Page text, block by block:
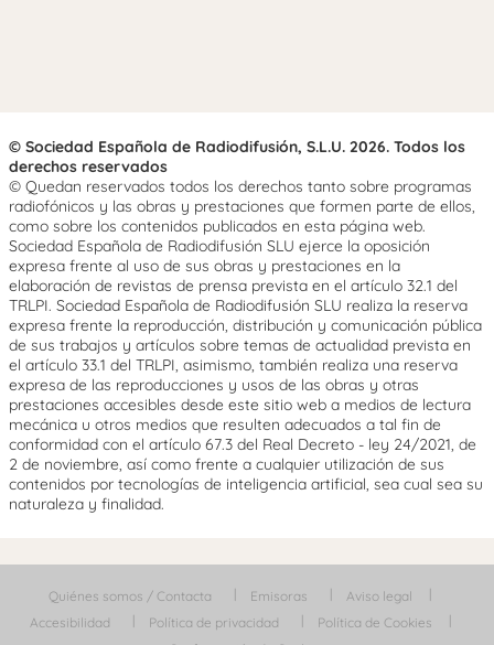
© Sociedad Española de Radiodifusión, S.L.U. 2026. Todos los
derechos reservados
© Quedan reservados todos los derechos tanto sobre programas
radiofónicos y las obras y prestaciones que formen parte de ellos,
como sobre los contenidos publicados en esta página web.
Sociedad Española de Radiodifusión SLU ejerce la oposición
expresa frente al uso de sus obras y prestaciones en la
elaboración de revistas de prensa prevista en el artículo 32.1 del
TRLPI. Sociedad Española de Radiodifusión SLU realiza la reserva
expresa frente la reproducción, distribución y comunicación pública
de sus trabajos y artículos sobre temas de actualidad prevista en
el artículo 33.1 del TRLPI, asimismo, también realiza una reserva
expresa de las reproducciones y usos de las obras y otras
prestaciones accesibles desde este sitio web a medios de lectura
mecánica u otros medios que resulten adecuados a tal fin de
conformidad con el artículo 67.3 del Real Decreto - ley 24/2021, de
2 de noviembre, así como frente a cualquier utilización de sus
contenidos por tecnologías de inteligencia artificial, sea cual sea su
naturaleza y finalidad.
Quiénes somos / Contacta Emisoras
Aviso legal
Accesibilidad
Política de privacidad
Política de Cookies